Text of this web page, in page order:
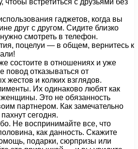
чтобы встретиться с друзьями без
гаджетов, когда вы
друг с другом. Сидите близко
нужно смотреть в телефон.
поцелуи — в общем, вернитесь к
состоите в отношениях и уже
повод отказываться от
жестов и колких взглядов.
Их одинаково любят как
Это не обязанность
партнером. Как замечательно
сегодня.
Не воспринимайте все, что
как данность. Скажите
подарки, сюрпризы или